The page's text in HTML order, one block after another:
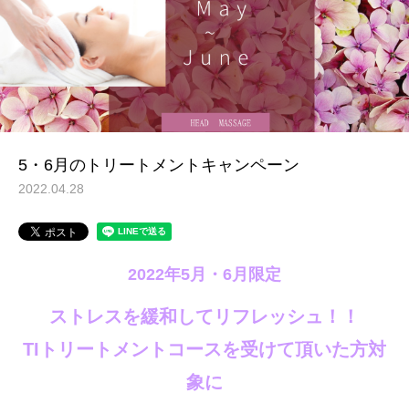
5・6月のトリートメントキャンペーン
2022.04.28
2022年5月・6月限定
ストレスを緩和してリフレッシュ！！
TIトリートメントコースを受けて頂いた方対
象に